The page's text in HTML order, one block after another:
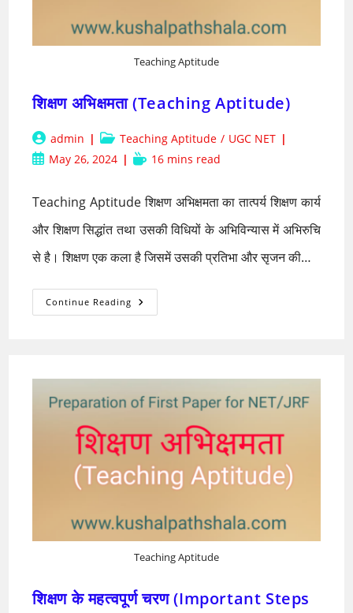
Teaching Aptitude
शिक्षण अभिक्षमता (Teaching Aptitude)
Post
author:
admin
Post
category:
Teaching Aptitude / UGC NET
PostMay 26, 2024
Reading
16 mins read
Teaching Aptitude शिक्षण अभिक्षमता का तात्पर्य शिक्षण कार्य
और शिक्षण सिद्धांत तथा उसकी विधियों के अभिविन्यास में अभिरुचि
से है। शिक्षण एक कला है जिसमें उसकी प्रतिभा और सृजन की…
Continue Reading शिक्षण
अभिक्षमता
Teaching Aptitude
शिक्षण के महत्वपूर्ण चरण (Important Steps